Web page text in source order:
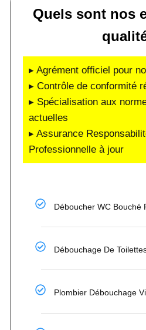
Quels sont nos
▸ Agrément officiel pour
▸ Contrôle de conformité
▸ Spécialisation aux
actuelles
▸ Assurance
Professionnelle à jour
Déboucher WC Bouché
Débouchage De
Plombier Débouchage